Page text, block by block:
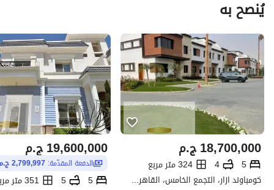
يُنصح به
ج.م18,700,000
5
4
324 متر مربع
كومباوند ازار، التجمع الخامس، القاهرة الجديدة، القاهرة
ج.م19,600,000
الدفعة المقدّمة: 2,799,997 ج.م
5
5 351 متر مربع